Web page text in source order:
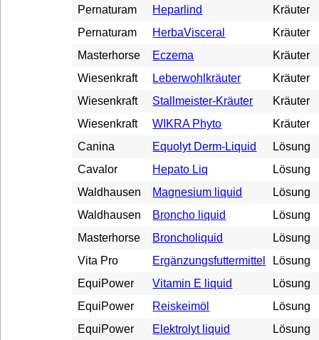
Pernaturam
Heparlind
Kräuter
Pernaturam
HerbaVisceral
Kräuter
Masterhorse
Eczema
Kräuter
Wiesenkraft
Leberwohlkräuter
Kräuter
Wiesenkraft
Stallmeister-Kräuter
Kräuter
Wiesenkraft
WIKRA Phyto
Kräuter
Canina
Equolyt Derm-Liquid
Lösung
Cavalor
Hepato Liq
Lösung
Waldhausen
Magnesium liquid
Lösung
Waldhausen
Broncho liquid
Lösung
Masterhorse
Broncholiquid
Lösung
Vita Pro
Ergänzungsfuttermittel
Lösung
EquiPower
Vitamin E liquid
Lösung
EquiPower
Reiskeimöl
Lösung
EquiPower
Elektrolyt liquid
Lösung